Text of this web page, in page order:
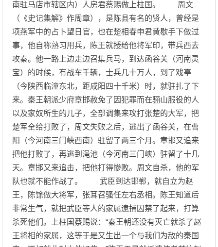
南驻马店市辖区内）人房君蔡赐做上柱国。 周文
（《史记集解》作周章），是陈县有名的贤人，曾经是
项燕军中的占卜望日官，也在楚相春申君黄歇手下做过
事，他自称熟习用兵，陈王就授给他将军印，带兵西去
攻秦。他一路上边走边召集兵马，到达函谷关（河南灵
宝）的时候，有战车千辆，士兵几十万人，到了戏亭
（今陕西临潼东北，距咸阳四十千米）时，就驻扎了下
来。秦王朝派少府章邯赦免了因犯罪而在骊山服役的人
以及家奴所生的儿子，全部调集来攻打张楚的大军，把
楚军全给打败了，周文失败之后，逃出了函谷关，在曹
阳（今河南三门峡西南）驻留了两三个月。章邯又追来
把他打败了，再逃到渑池（今河南三门峡）驻留了十几
天。章邯又来追击，把他打得惨败。周文自杀，他的军
队也就不能作战了。 武臣到达邯郸，就自立为赵
王，陈馀做大将军，张耳召骚任左右丞相。陈王知道后
非常生气，就把武臣等人的家属逮捕囚禁了起来，打算
杀死他们。上柱国蔡赐说：“秦王朝还没有灭亡就杀了赵
王将相的家属，这等于是又生出一个与我们为敌的秦国